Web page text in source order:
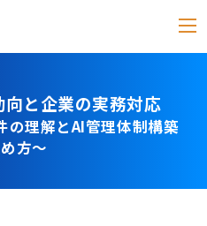
と企業の実務対応
の理解とAI管理体制構築
方～